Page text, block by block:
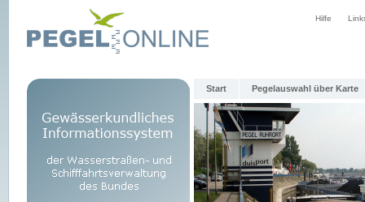
Hilfe
Start Pegelauswahl über Karte